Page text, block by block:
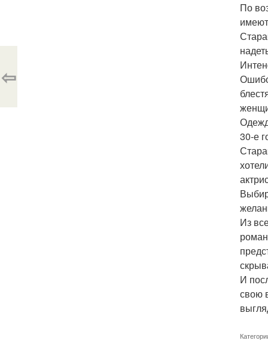
По
30-е
Из
И
свою
⇦